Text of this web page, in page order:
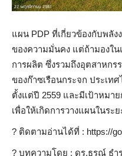
แผน PDP ที่เกี่ยวข้องกับพลัง
ของความมั่นคง แต่ถ้ามองใ
การผลิต ซึ่งรวมถึงอุตสาหก
ของก๊าซเรือนกระจก ประเท
ตั้งแต่ปี 2559 และมีเป้าหมา
เพื่อให้เกิดการวางแผนในระ
?️ ติดตามอ่านได้ที่ : https://
? บทความโดย : ดร.ธรณ์ ธำ